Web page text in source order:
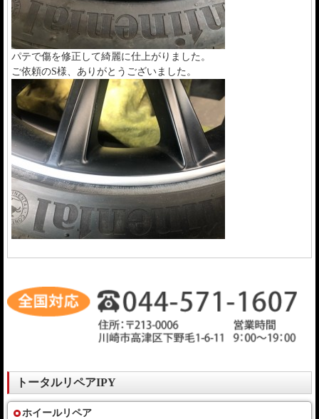
パテで傷を修正して綺麗に仕上がりました。
ご依頼のS様、ありがとうございました。
トータルリペアIPY
ホイールリペア